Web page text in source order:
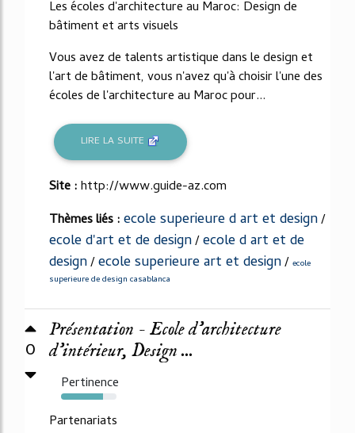
Les écoles d'architecture au Maroc: Design de
bâtiment et arts visuels
Vous avez de talents artistique dans le design et
l'art de bâtiment, vous n'avez qu'à choisir l'une des
écoles de l'architecture au Maroc pour...
LIRE LA SUITE
Site :http://www.guide-az.com
Thèmes liés :ecole superieure d art et design/
ecole d'art et de design/ecole d art et de
design/ecole superieure art et design/ ecole
superieure de design casablanca
0
Présentation - Ecole d'architecture
d'intérieur, Design ...
Pertinence
76%
Partenariats